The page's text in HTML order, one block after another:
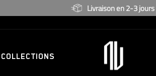
Garantie de 2 ans
COLLECTIONS